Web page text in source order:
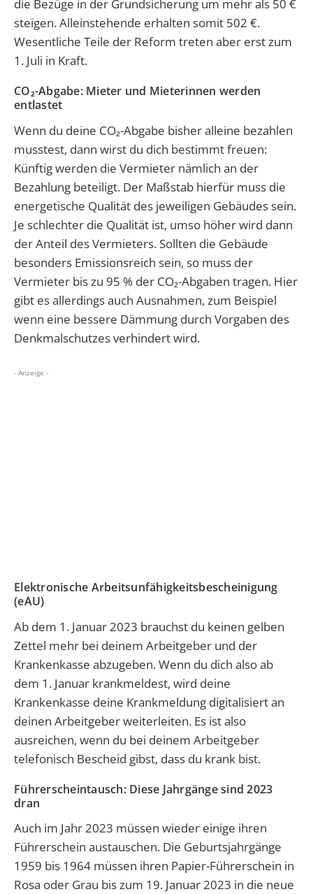
die Bezüge in der Grundsicherung um mehr als 50 €
steigen. Alleinstehende erhalten somit 502 €.
Wesentliche Teile der Reform treten aber erst zum
1. Juli in Kraft.
CO₂-Abgabe: Mieter und Mieterinnen werden
entlastet
Wenn du deine CO₂-Abgabe bisher alleine bezahlen
musstest, dann wirst du dich bestimmt freuen:
Künftig werden die Vermieter nämlich an der
Bezahlung beteiligt. Der Maßstab hierfür muss die
energetische Qualität des jeweiligen Gebäudes sein.
Je schlechter die Qualität ist, umso höher wird dann
der Anteil des Vermieters. Sollten die Gebäude
besonders Emissionsreich sein, so muss der
Vermieter bis zu 95 % der CO₂-Abgaben tragen. Hier
gibt es allerdings auch Ausnahmen, zum Beispiel
wenn eine bessere Dämmung durch Vorgaben des
Denkmalschutzes verhindert wird.
- Anzeige -
Elektronische Arbeitsunfähigkeitsbescheinigung
(eAU)
Ab dem 1. Januar 2023 brauchst du keinen gelben
Zettel mehr bei deinem Arbeitgeber und der
Krankenkasse abzugeben. Wenn du dich also ab
dem 1. Januar krankmeldest, wird deine
Krankenkasse deine Krankmeldung digitalisiert an
deinen Arbeitgeber weiterleiten. Es ist also
ausreichen, wenn du bei deinem Arbeitgeber
telefonisch Bescheid gibst, dass du krank bist.
Führerscheintausch: Diese Jahrgänge sind 2023
dran
Auch im Jahr 2023 müssen wieder einige ihren
Führerschein austauschen. Die Geburtsjahrgänge
1959 bis 1964 müssen ihren Papier-Führerschein in
Rosa oder Grau bis zum 19. Januar 2023 in die neue